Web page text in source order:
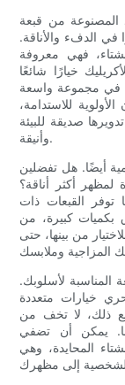
المصنوعة من قبعة
في الدفء والأناقة.
فهي معروفة
خيارًا شائعًا
في مجموعة واسعة
للاستدامة،
صديقة للبيئة
وأنيقة.
أيضًا. هل تفضلين
لمظهر أكثر أناقة؟
توفر القبعات ذات
بكميات كبيرة، من
من بينها، حتى
المناسبة لأسلوبك.
خيارات متعددة
ذلك، لا تخف من
يمكن أن تضفي
المحايدة، وهي